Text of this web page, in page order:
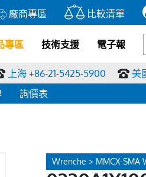
廠商專區 比較清單
專區 技術支援 電子報
上海 +86-21-5425-5900 美
詢價表
Wrenche > MMCX-SMA